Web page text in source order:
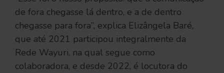
de fora chegasse lá dentro, e a de dentro
chegasse para fora”, explica Elizângela Baré,
que até 2021 participou integralmente da
Rede Wayuri, na qual segue como
colaboradora, e desde 2022, é locutora do